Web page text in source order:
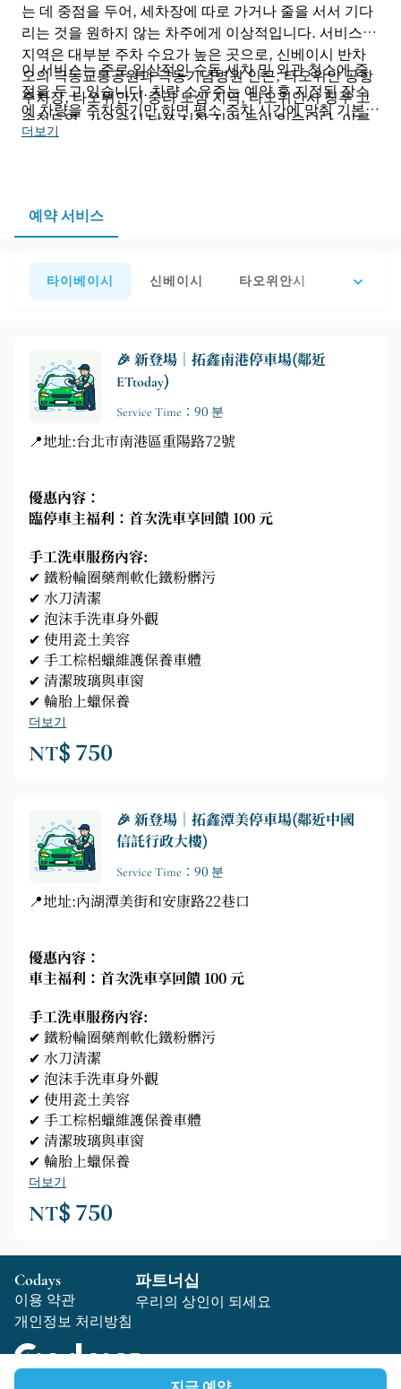
는 데 중점을 두어, 세차장에 따로 가거나 줄을 서서 기다
리는 것을 원하지 않는 차주에게 이상적입니다. 서비스
지역은 대부분 주차 수요가 높은 곳으로, 신베이시 반차
오의 극동교통공원과 극동기념병원 인근, 타오위안 공항
주차장, 타오위안시 중리 도심 지역, 타오위안시 칭푸 고
속철도역, 가오슝시 난쯔 시장 지역 등이 있습니다. 이를
통해 차주는 출퇴근, 병원 진료, 해외여행, 출장, 쇼핑 또
이 서비스는 주로 일상적인 수동 세차 및 외관 청소에 중
점을 두고 있습니다. 차량 소유주는 예약 후 지정된 장소
에 차량을 주차하기만 하면 평소 주차 시간에 맞춰 기본적
인 세차 및 관리가 이루어집니다. 이 서비스는 시간 효율
더보기
예약 서비스
타이베이시 신베이시 타오위안시 가오슝
🎉 新登場｜拓鑫南港停車場(鄰近
ETtoday)
Service Time：90 분
📍地址:台北市南港區重陽路72號
優惠內容：
臨停車主福利：首次洗車享回饋 100 元
手工洗車服務內容:
✔ 鐵粉輪圈藥劑軟化鐵粉髒污
✔ 水刀清潔
✔ 泡沫手洗車身外觀
✔ 使用瓷土美容
✔ 手工棕梠蠟維護保養車體
✔ 清潔玻璃與車窗
✔ 輪胎上蠟保養
더보기
NT$ 750
🎉 新登場｜拓鑫潭美停車場(鄰近中國
信託行政大樓)
Service Time：90 분
📍地址:內湖潭美街和安康路22巷口
優惠內容：
車主福利：首次洗車享回饋 100 元
手工洗車服務內容:
✔ 鐵粉輪圈藥劑軟化鐵粉髒污
✔ 水刀清潔
✔ 泡沫手洗車身外觀
✔ 使用瓷土美容
✔ 手工棕梠蠟維護保養車體
✔ 清潔玻璃與車窗
✔ 輪胎上蠟保養
더보기
NT$ 750
Codays
이용 약관
개인정보 처리방침
파트너십
우리의 상인이 되세요